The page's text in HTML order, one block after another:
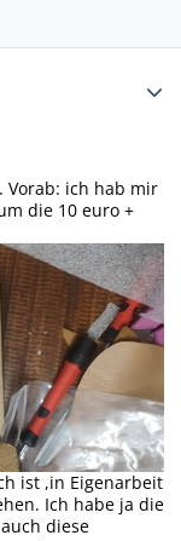
Vorab: ich hab mir
die 10 euro +
ist ,in Eigenarbeit
Ich habe ja die
diese